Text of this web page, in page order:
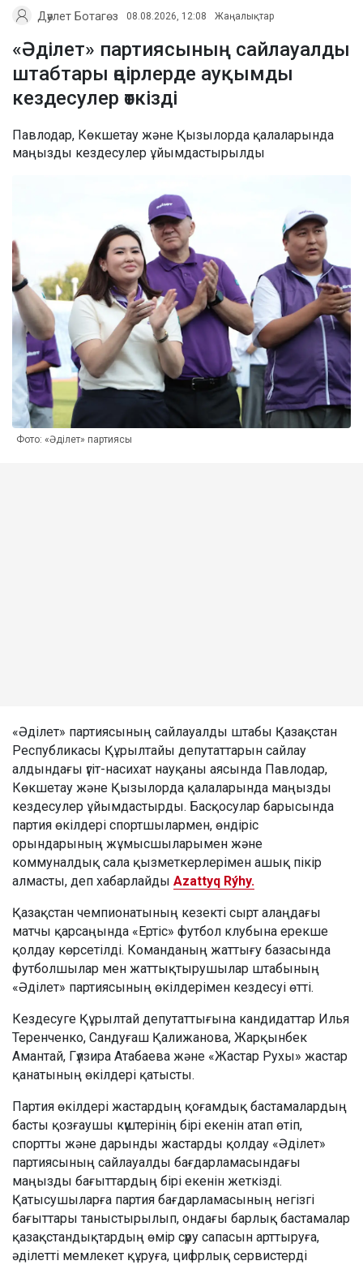
Дәулет Ботагөз 08.08.2026, 12:08 Жаңалықтар
«Әділет» партиясының сайлауалды
штабтары өңірлерде ауқымды
кездесулер өткізді
Павлодар, Көкшетау және Қызылорда қалаларында
маңызды кездесулер ұйымдастырылды
Фото: «Әділет» партиясы
«Әділет» партиясының сайлауалды штабы Қазақстан
Республикасы Құрылтайы депутаттарын сайлау
алдындағы үгіт-насихат науқаны аясында Павлодар,
Көкшетау және Қызылорда қалаларында маңызды
кездесулер ұйымдастырды. Басқосулар барысында
партия өкілдері спортшылармен, өндіріс
орындарының жұмысшыларымен және
коммуналдық сала қызметкерлерімен ашық пікір
алмасты, деп хабарлайды Azattyq Rýhy.
Қазақстан чемпионатының кезекті сырт алаңдағы
матчы қарсаңында «Ертіс» футбол клубына ерекше
қолдау көрсетілді. Команданың жаттығу базасында
футболшылар мен жаттықтырушылар штабының
«Әділет» партиясының өкілдерімен кездесуі өтті.
Кездесуге Құрылтай депутаттығына кандидаттар Илья
Теренченко, Сандуғаш Қалижанова, Жарқынбек
Амантай, Гүлзира Атабаева және «Жастар Рухы» жастар
қанатының өкілдері қатысты.
Партия өкілдері жастардың қоғамдық бастамалардың
басты қозғаушы күштерінің бірі екенін атап өтіп,
спортты және дарынды жастарды қолдау «Әділет»
партиясының сайлауалды бағдарламасындағы
маңызды бағыттардың бірі екенін жеткізді.
Қатысушыларға партия бағдарламасының негізгі
бағыттары таныстырылып, ондағы барлық бастамалар
қазақстандықтардың өмір сүру сапасын арттыруға,
әділетті мемлекет құруға, цифрлық сервистерді